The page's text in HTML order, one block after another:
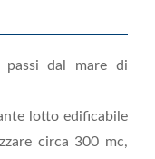
dal mare di
lotto edificabile
circa 300 mc,